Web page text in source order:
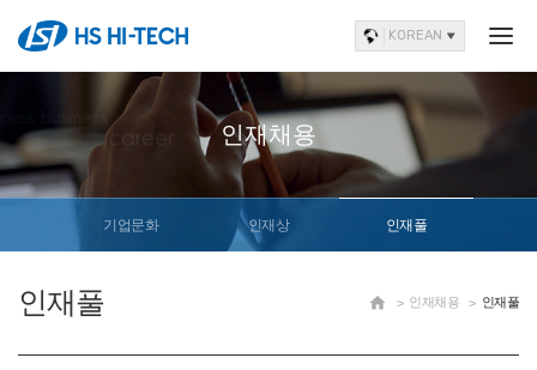
KOREAN
인재채용
기업문화 인재상 인재풀
인재풀  인재채용 인재풀